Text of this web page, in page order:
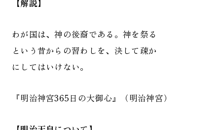
【解説】
わが国は、神の後裔である。神を祭る
という昔からの習わしを、決して疎か
にしてはいけない。
『明治神宮365日の大御心』（明治神宮）